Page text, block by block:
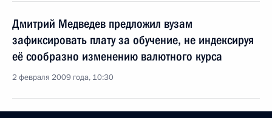
Дмитрий Медведев предложил вузам
зафиксировать плату за обучение, не индексируя
её сообразно изменению валютного курса
2 февраля 2009 года, 10:30